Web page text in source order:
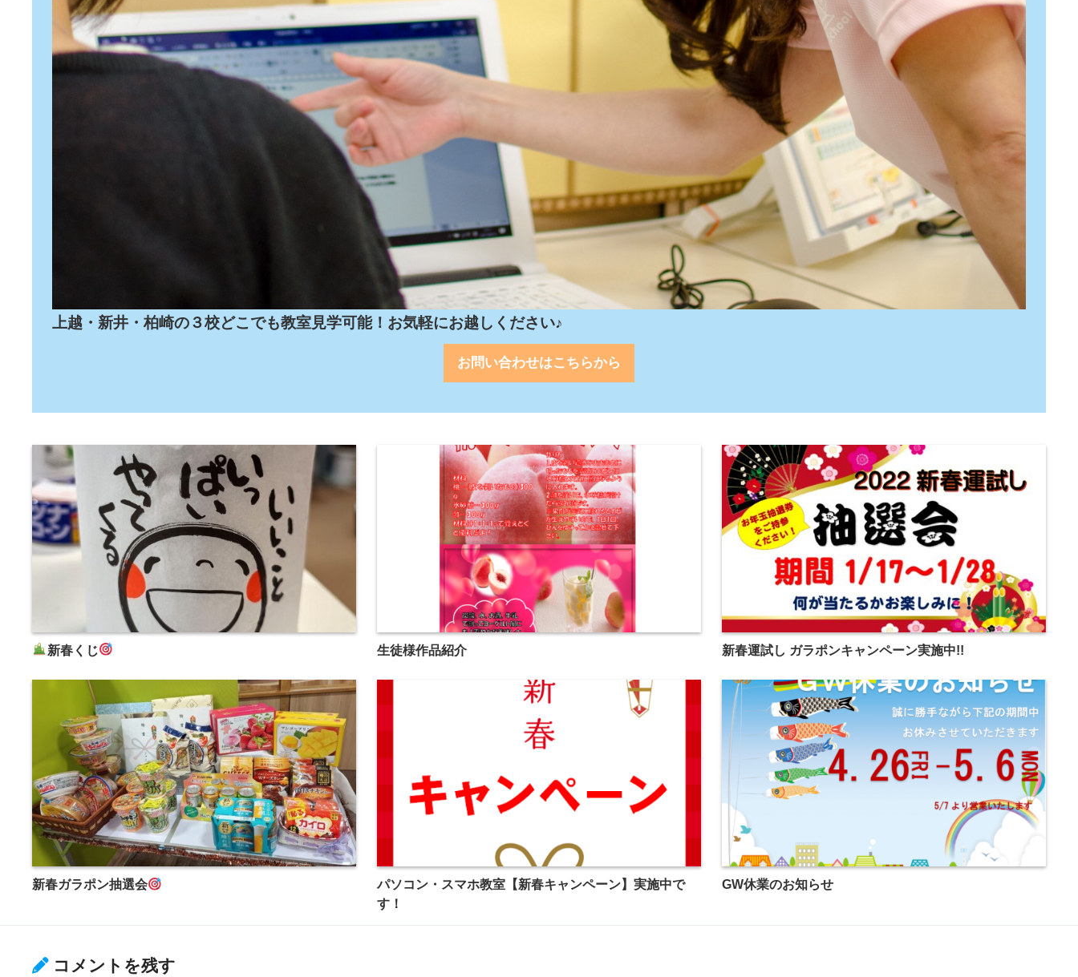
上越・新井・柏崎の３校どこでも教室見学可能！お気軽にお越しください♪
お問い合わせはこちらから
新春くじ 生徒様作品紹介 新春運試し ガラポンキャンペーン実施中!!
新春ガラポン抽選会
パソコン・スマホ教室【新春キャンペーン】実施中で
す！
GW休業のお知らせ
コメントを残す